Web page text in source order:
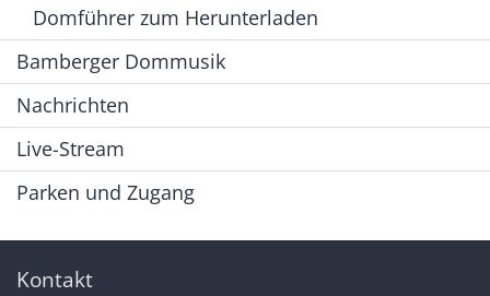
Domführer zum Herunterladen
Bamberger Dommusik
Nachrichten
Live-Stream
Parken und Zugang
Kontakt